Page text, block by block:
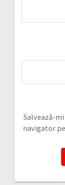
Salvează-
navigator